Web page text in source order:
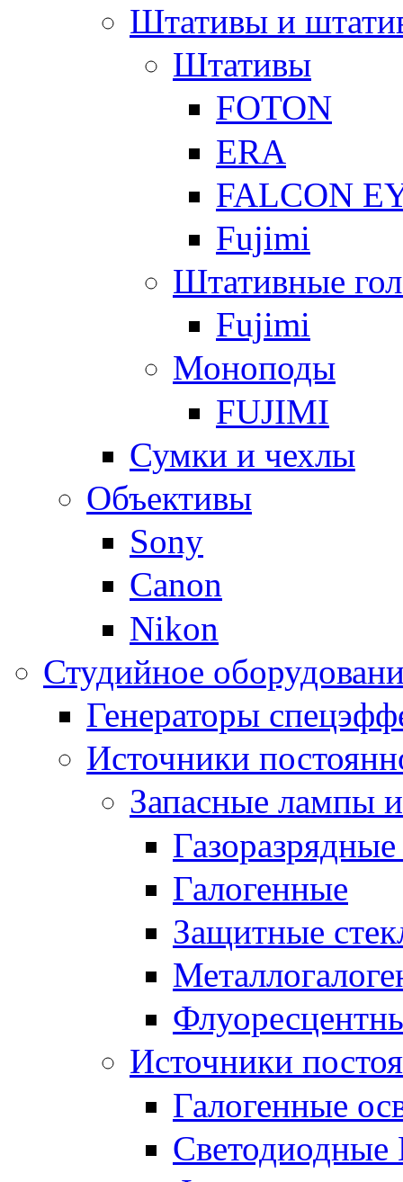
Штативы и
Штативы
FOTON
ERA
FALCON
Fujimi
Штативные
Fujimi
Моноподы
FUJIMI
Сумки и чехлы
Объективы
Sony
Canon
Nikon
Студийное
Генераторы
Источники
Запасные лампы
Галогенные
Защитные
Источники
Галогенные
Светодиодные